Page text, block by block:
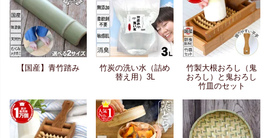
【国産】青竹踏み
竹炭の洗い水（詰め
替え用）3L
竹製大根おろし（鬼
おろし）と鬼おろし
竹皿のセット